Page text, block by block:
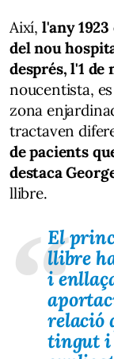
Així, l'any
del nou
després, l'1 de
noucentista,
zona
tractaven
de pacients
destaca
llibre.
El
llibre
i
relació
tingut i